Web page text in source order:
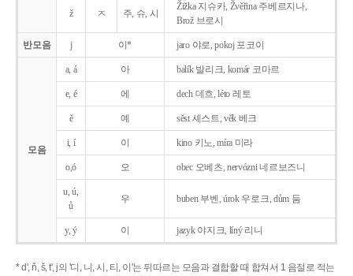
ž ㅈ 주, 슈, 시
Žižka 지슈카, Žvěřina 주베르지나,
Brož 브로시
반모음 j 이* jaro 야로, pokoj 포코이
모음
a, á 아 balík 발리크, komár 코마르
e, é 에 dech 데흐, léto 레토
ě 예 sěst 셰스트, věk 베크
i, í 이 kino 키노, míra 미라
o,ó 오 obec 오베츠, nervózni 네르보즈니
u, ú,
ů
우 buben 부벤, úrok 우로크, dům 둠
y, ý 이 jazyk야지크, líný 리니
* d', ň, š, t', j의 '디, 니, 시, 티, 이'는 뒤따르는 모음과 결합할 때 합쳐서 1 음절로 적는